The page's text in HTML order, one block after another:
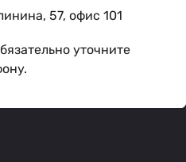
57, офис 101
уточните